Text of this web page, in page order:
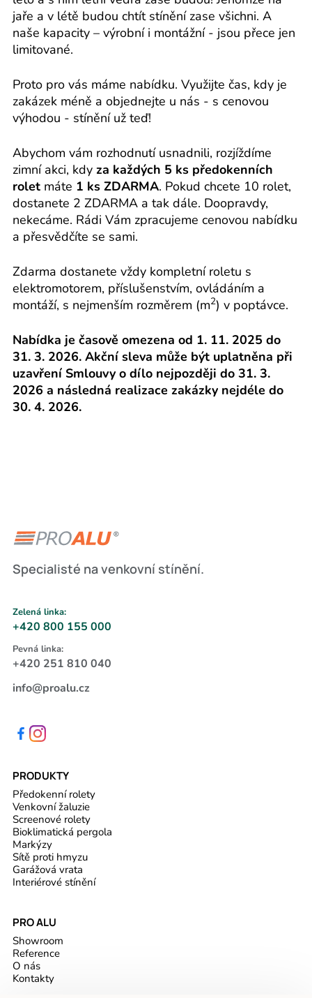
jaře a v létě budou chtít stínění zase všichni. A
naše kapacity – výrobní i montážní - jsou přece jen
limitované.
Proto pro vás máme nabídku. Využijte čas, kdy je
zakázek méně a objednejte u nás - s cenovou
výhodou - stínění už teď!
Abychom vám rozhodnutí usnadnili, rozjíždíme
zimní akci, kdy za každých 5 ks předokenních
roletmáte 1 ks ZDARMA. Pokud chcete 10 rolet,
dostanete 2 ZDARMA a tak dále. Doopravdy,
nekecáme. Rádi Vám zpracujeme cenovou nabídku
a přesvědčíte se sami.
Zdarma dostanete vždy kompletní roletu s
elektromotorem, příslušenstvím, ovládáním a
montáží, s nejmenším rozměrem (m2) v poptávce.
Nabídka je časově omezena od 1. 11. 2025 do
31. 3. 2026. Akční sleva může být uplatněna při
uzavření Smlouvy o dílo nejpozději do 31. 3.
2026 a následná realizace zakázky nejdéle do
30. 4. 2026.
Specialisté na venkovní stínění.
Zelená linka:
+420 800 155 000
Pevná linka:
+420 251 810 040
info@proalu.cz
PRODUKTY
Předokenní rolety
Venkovní žaluzie
Screenové rolety
Bioklimatická pergola
Markýzy
Sítě proti hmyzu
Garážová vrata
Interiérové stínění
PRO ALU
Showroom
Reference
O nás
Kontakty